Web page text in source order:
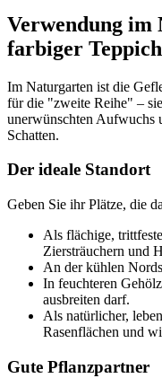
Verwendung
farbiger
Im Naturgarten ist die
für die "zweite Reihe" –
unerwünschten Aufwuchs
Schatten.
Der ideale Standort
Geben Sie ihr Plätze, die
Als flächige,
Ziersträuchern und
An der kühlen
In feuchteren
ausbreiten darf.
Als natürlicher,
Rasenflächen und
Gute Pflanzpartner